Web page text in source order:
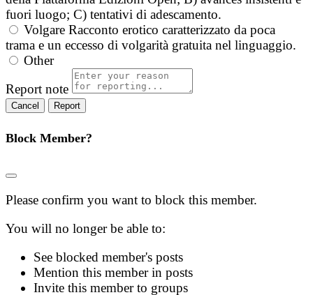
fuori luogo; C) tentativi di adescamento.
Volgare Racconto erotico caratterizzato da poca
trama e un eccesso di volgarità gratuita nel linguaggio.
Other
Report note
Report
Block Member?
Please confirm you want to block this member.
You will no longer be able to:
See blocked member's posts
Mention this member in posts
Invite this member to groups